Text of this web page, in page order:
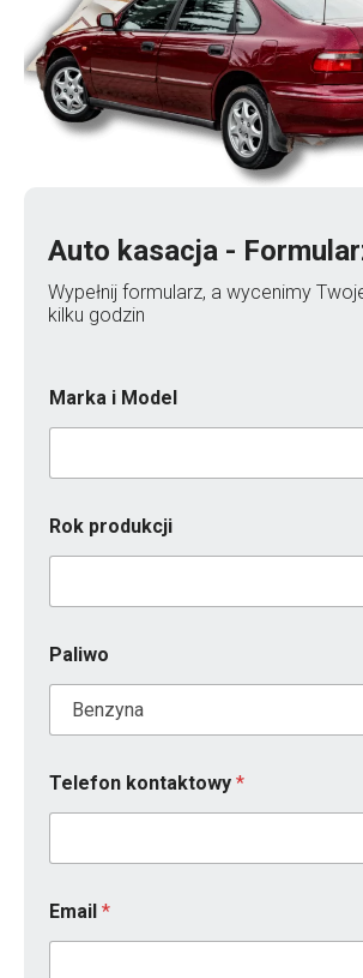
Auto kasacja -
Wypełnij formularz, a wycenimy
kilku godzin
Marka i Model
Rok produkcji
Paliwo
Telefon kontaktowy *
Email *